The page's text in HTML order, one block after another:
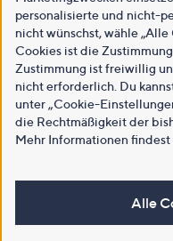
personalisierte und nicht-
nicht wünschst, wähle
Cookies ist die
Zustimmung ist freiwillig
nicht erforderlich. Du
unter „Cookie-
die Rechtmäßigkeit der
Mehr Informationen findest
Alle